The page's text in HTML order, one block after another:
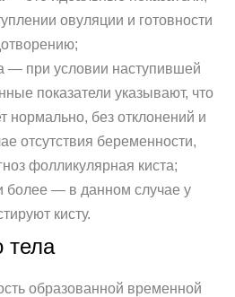
овуляции и готовности
— при условии наступившей
показатели указывают, что
нормально, без отклонений и
отсутствия беременности,
фолликулярная киста;
более — в данном случае у
кисту.
тела
образованной временной